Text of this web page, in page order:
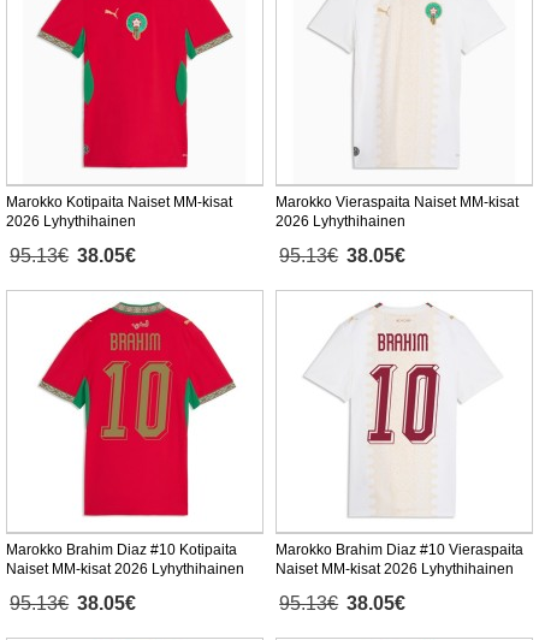
Marokko Kotipaita Naiset MM-kisat
2026 Lyhythihainen
95.13€ 38.05€
Marokko Vieraspaita Naiset MM-kisat
2026 Lyhythihainen
95.13€ 38.05€
Marokko Brahim Diaz #10 Kotipaita
Naiset MM-kisat 2026 Lyhythihainen
95.13€ 38.05€
Marokko Brahim Diaz #10 Vieraspaita
Naiset MM-kisat 2026 Lyhythihainen
95.13€ 38.05€